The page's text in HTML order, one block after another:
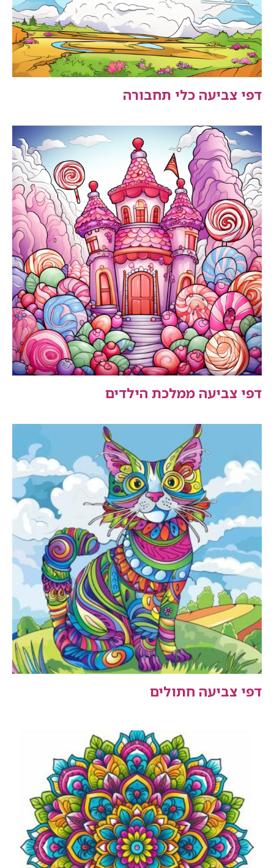
דפי צביעה כלי תחבורה
דפי צביעה ממלכת הילדים
דפי צביעה חתולים